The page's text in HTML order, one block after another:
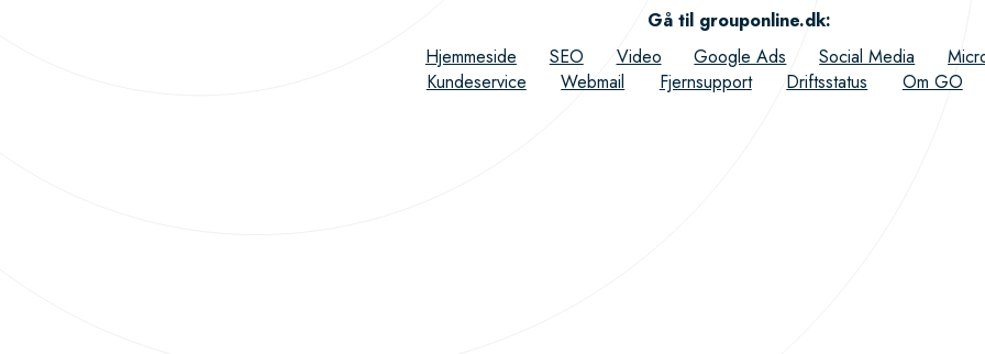
Gå til grouponline.dk:
Hjemmeside
SEO Video Google Ads Social Media
Kundeservice
Webmail Fjernsupport Driftsstatus Om GO